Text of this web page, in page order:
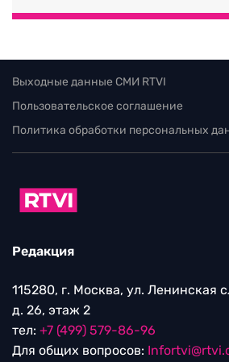
Выходные данные СМИ RTVI
Пользовательское соглашение
Политика обработки персональных
Редакция
115280, г. Москва, ул. Ленинская
д. 26, этаж 2
тел: +7 (499) 579-86-96
Для общих вопросов: